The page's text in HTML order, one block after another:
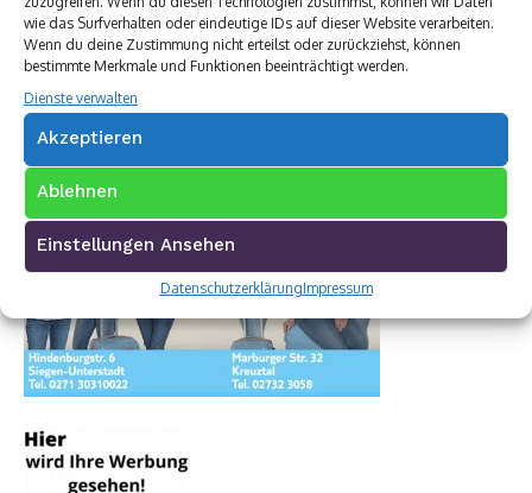
wie das Surfverhalten oder eindeutige IDs auf dieser Website verarbeiten.
Wenn du deine Zustimmung nicht erteilst oder zurückziehst, können
bestimmte Merkmale und Funktionen beeinträchtigt werden.
Dienste verwalten
Akzeptieren
Ablehnen
Einstellungen Ansehen
DatenschutzerklärungImpressum